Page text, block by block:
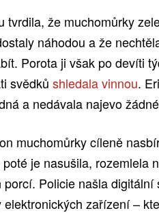
tvrdila, že muchomůrky
náhodou a že
Porota ji však po devíti
svědků shledala vinnou.
a nedávala najevo
muchomůrky cíleně
je nasušila, rozemlela
Policie našla digitální
zařízení –